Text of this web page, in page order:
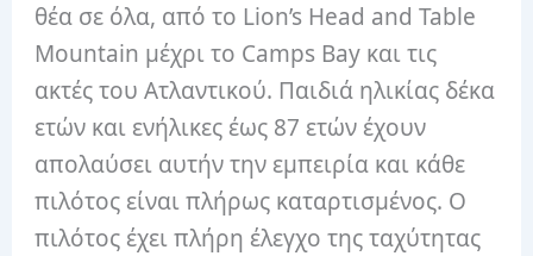
θέα σε όλα, από το Lion’s Head and Table
Mountain μέχρι το Camps Bay και τις
ακτές του Ατλαντικού. Παιδιά ηλικίας δέκα
ετών και ενήλικες έως 87 ετών έχουν
απολαύσει αυτήν την εμπειρία και κάθε
πιλότος είναι πλήρως καταρτισμένος. Ο
πιλότος έχει πλήρη έλεγχο της ταχύτητας